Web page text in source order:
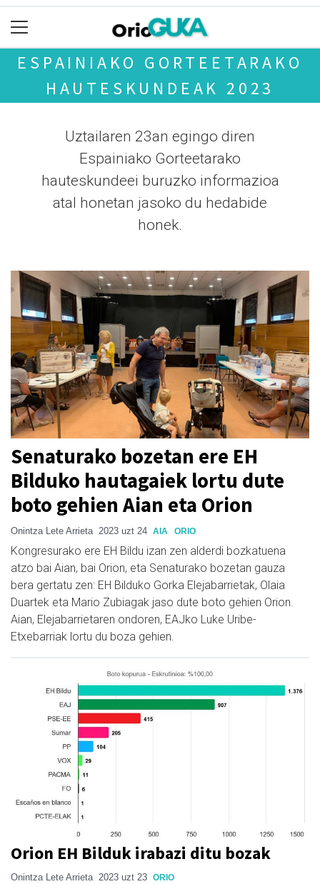
ESPAINIAKO GORTEETARAKO
HAUTESKUNDEAK 2023
Uztailaren 23an egingo diren
Espainiako Gorteetarako
hauteskundeei buruzko informazioa
atal honetan jasoko du hedabide
honek.
Senaturako bozetan ere EH
Bilduko hautagaiek lortu dute
boto gehien Aian eta Orion
Onintza Lete Arrieta 2023 uzt 24 AIA ORIO
Kongresurako ere EH Bildu izan zen alderdi bozkatuena
atzo bai Aian, bai Orion, eta Senaturako bozetan gauza
bera gertatu zen: EH Bilduko Gorka Elejabarrietak, Olaia
Duartek eta Mario Zubiagak jaso dute boto gehien Orion.
Aian, Elejabarrietaren ondoren, EAJko Luke Uribe-
Etxebarriak lortu du boza gehien.
Orion EH Bilduk irabazi ditu bozak
Onintza Lete Arrieta 2023 uzt 23 ORIO